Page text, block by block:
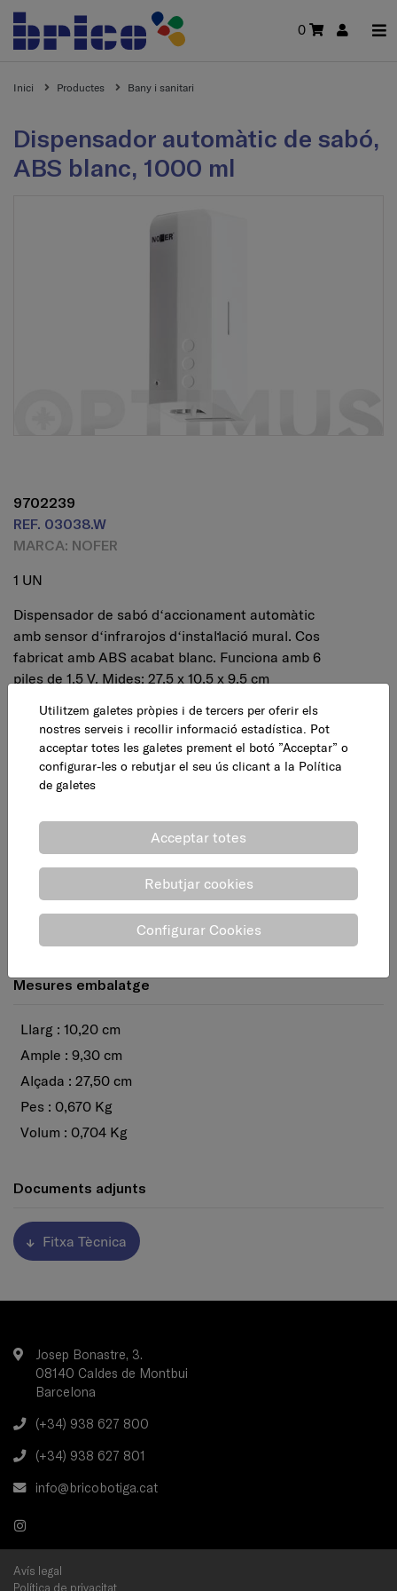
0
Inici Productes Bany i sanitari
Dispensador automàtic de sabó,
ABS blanc, 1000 ml
9702239
REF. 03038.W
MARCA: NOFER
1 UN
Dispensador de sabó dʻaccionament automàtic
amb sensor dʻinfrarojos dʻinstal·lació mural. Cos
fabricat amb ABS acabat blanc. Funciona amb 6
piles de 1,5 V. Mides: 27,5 x 10,5 x 9,5 cm
69,59 €
IVA inclòs
AFEGEIX
Mesures embalatge
Llarg : 10,20 cm
Ample : 9,30 cm
Alçada : 27,50 cm
Pes : 0,670 Kg
Volum : 0,704 Kg
Documents adjunts
Fitxa Tècnica
Josep Bonastre, 3.
08140 Caldes de Montbui
Barcelona
(+34) 938 627 800
(+34) 938 627 801
info@bricobotiga.cat
Avís legal
Política de privacitat
Utilitzem galetes pròpies i de tercers per oferir els
nostres serveis i recollir informació estadística. Pot
acceptar totes les galetes prement el botó ”Acceptar” o
configurar-les o rebutjar el seu ús clicant a la Política
de galetes
Acceptar totes
Rebutjar cookies
Configurar Cookies